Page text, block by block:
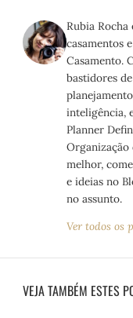
Rubia
casamentos
Casamento.
bastidores
inteligência,
Planner
Organização
melhor,
e ideias no
no assunto.
Ver todos os
VEJA TAMBÉM ESTES